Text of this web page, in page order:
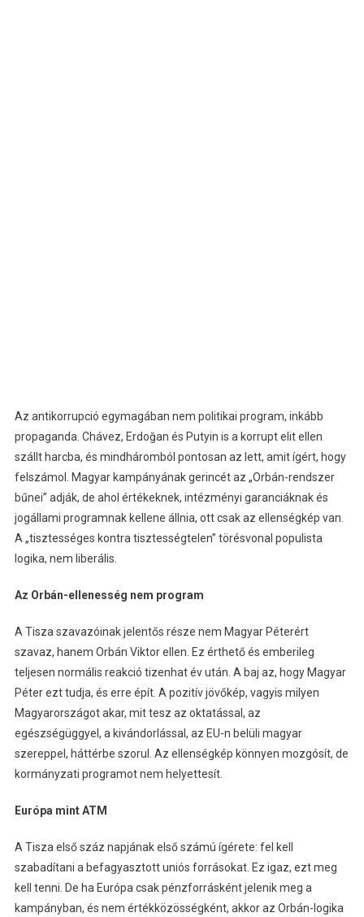
Az antikorrupció egymagában nem politikai program, inkább
propaganda. Chávez, Erdoğan és Putyin is a korrupt elit ellen
szállt harcba, és mindháromból pontosan az lett, amit ígért, hogy
felszámol. Magyar kampányának gerincét az „Orbán-rendszer
bűnei” adják, de ahol értékeknek, intézményi garanciáknak és
jogállami programnak kellene állnia, ott csak az ellenségkép van.
A „tisztességes kontra tisztességtelen” törésvonal populista
logika, nem liberális.
Az Orbán-ellenesség nem program
A Tisza szavazóinak jelentős része nem Magyar Péterért
szavaz, hanem Orbán Viktor ellen. Ez érthető és emberileg
teljesen normális reakció tizenhat év után. A baj az, hogy Magyar
Péter ezt tudja, és erre épít. A pozitív jövőkép, vagyis milyen
Magyarországot akar, mit tesz az oktatással, az
egészségüggyel, a kivándorlással, az EU-n belüli magyar
szereppel, háttérbe szorul. Az ellenségkép könnyen mozgósít, de
kormányzati programot nem helyettesít.
Európa mint ATM
A Tisza első száz napjának első számú ígérete: fel kell
szabadítani a befagyasztott uniós forrásokat. Ez igaz, ezt meg
kell tenni. De ha Európa csak pénzforrásként jelenik meg a
kampányban, és nem értékközösségként, akkor az Orbán-logika